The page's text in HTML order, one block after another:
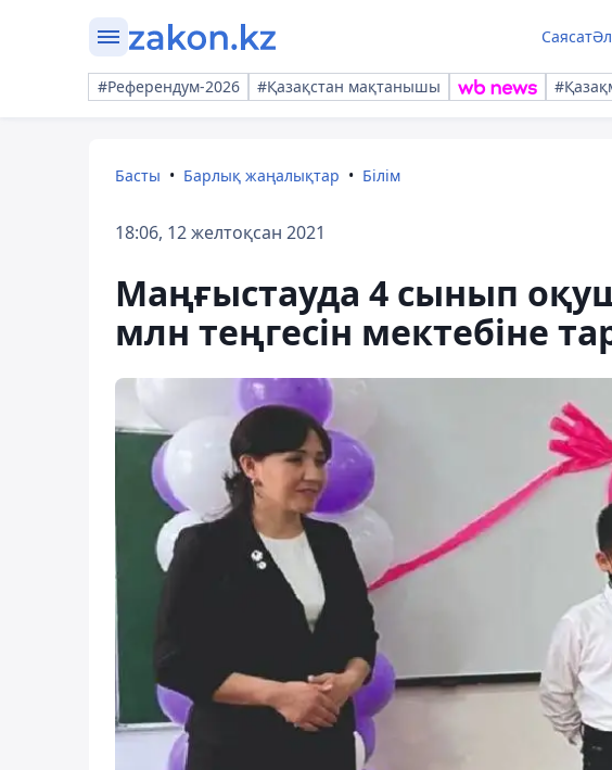
Саясат
#Референдум-2026 #Қазақстан мақтанышы
Басты Барлық жаңалықтар Білім
18:06, 12 желтоқсан 2021
Маңғыстауда 4 сынып
млн теңгесін мектебіне